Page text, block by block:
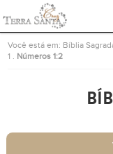
Ir para a página inicial
Você está em: Bíblia
1
Números 1:2